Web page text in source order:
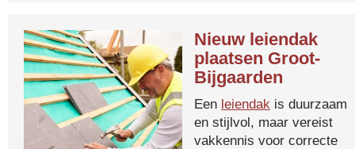
Nieuw leiendak
plaatsen Groot-
Bijgaarden
Een leiendak is duurzaam
en stijlvol, maar vereist
vakkennis voor correcte